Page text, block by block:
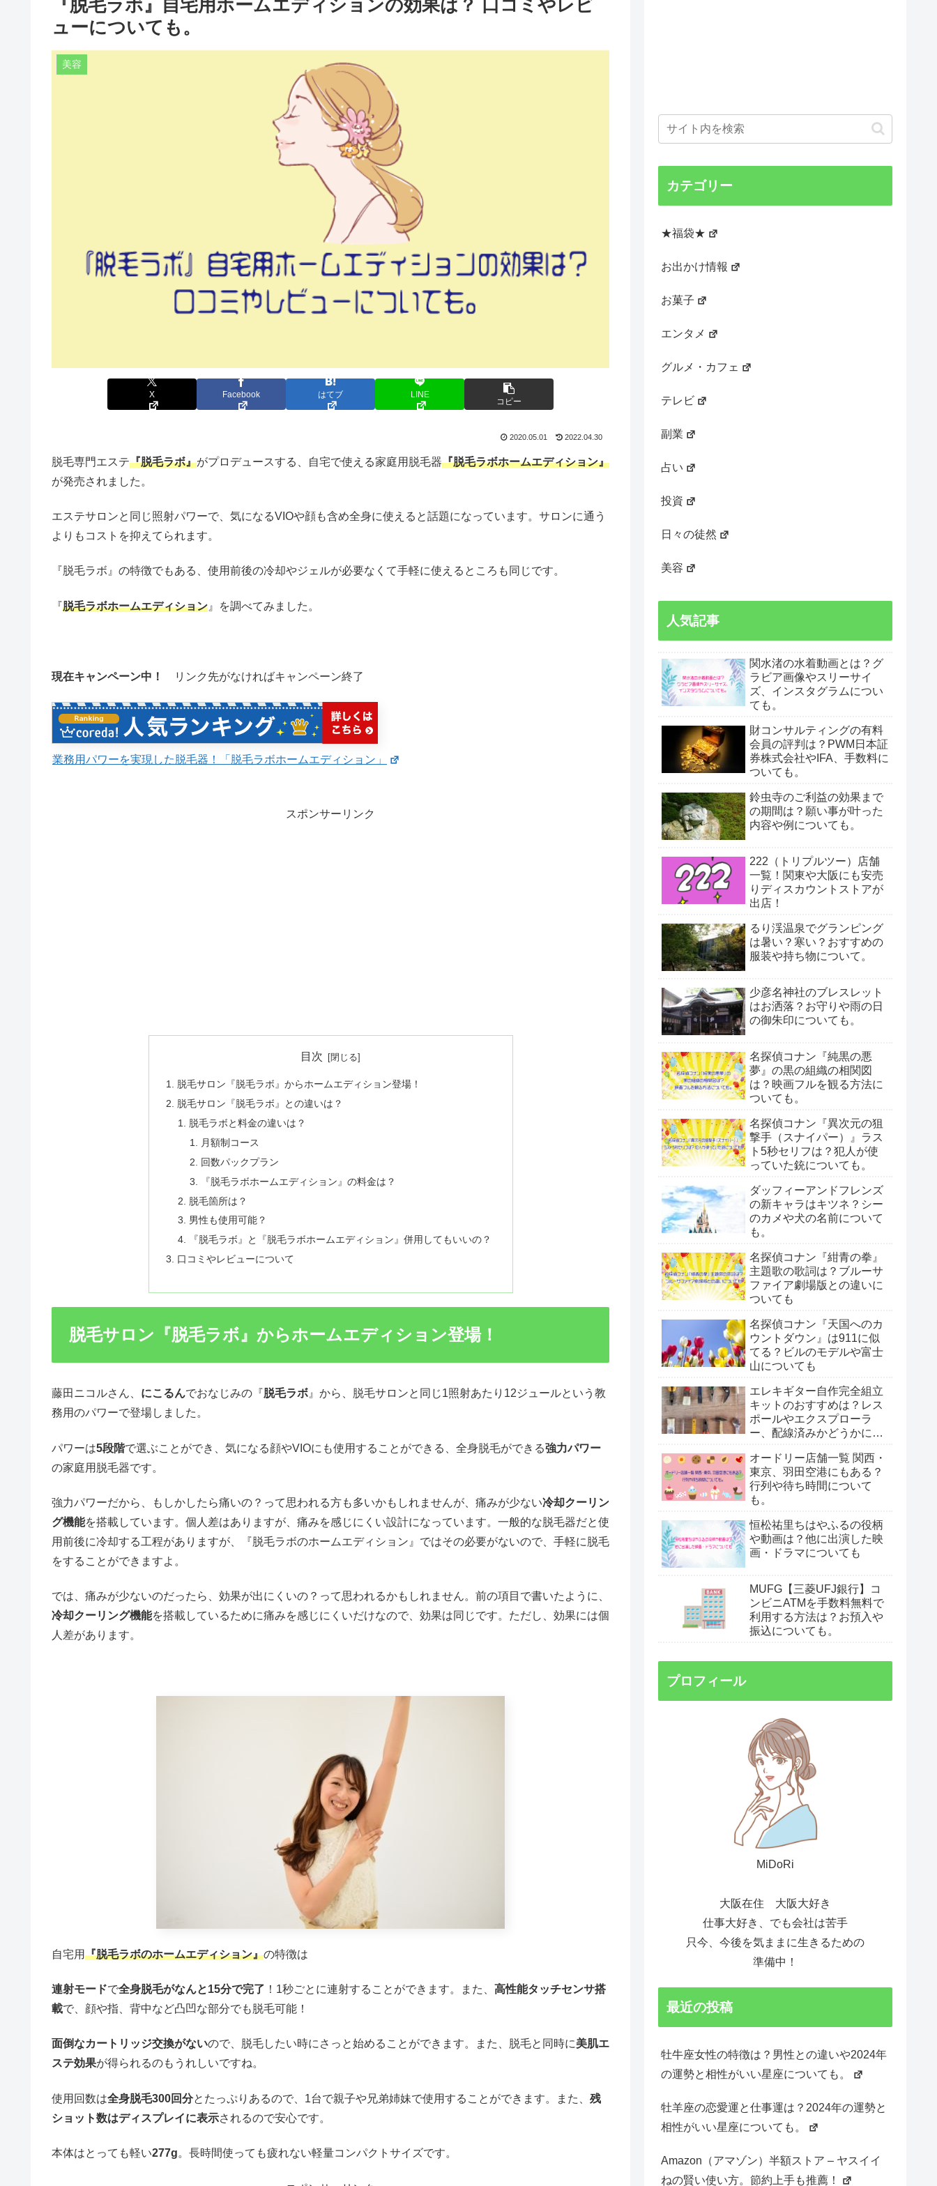
『脱毛ラボ』自宅用ホームエディションの効果は？ 口コミやレビ
ューについても。
美容
X Facebook はてブ LINE
コピー
2020.05.01 2022.04.30
脱毛専門エステ『脱毛ラボ』がプロデュースする、自宅で使える家庭用脱毛器『脱毛ラボホームエディション』
が発売されました。
エステサロンと同じ照射パワーで、気になるVIOや顔も含め全身に使えると話題になっています。サロンに通う
よりもコストを抑えてられます。
『脱毛ラボ』の特徴でもある、使用前後の冷却やジェルが必要なくて手軽に使えるところも同じです。
『脱毛ラボホームエディション 』を調べてみました。
現在キャンペーン中！ リンク先がなければキャンペーン終了
業務用パワーを実現した脱毛器！「脱毛ラボホームエディション」
スポンサーリンク
目次
脱毛サロン『脱毛ラボ』からホームエディション登場！
脱毛サロン『脱毛ラボ』との違いは？
脱毛ラボと料金の違いは？
月額制コース
回数パックプラン
『脱毛ラボホームエディション』の料金は？
脱毛箇所は？
男性も使用可能？
『脱毛ラボ』と『脱毛ラボホームエディション』併用してもいいの？
口コミやレビューについて
脱毛サロン『脱毛ラボ』からホームエディション登場！
藤田ニコルさん、 にこるんでおなじみの『脱毛ラボ 』から、脱毛サロンと同じ1照射あたり12ジュールという教
務用のパワーで登場しました。
パワーは5段階で選ぶことができ、気になる顔やVIOにも使用することができる、全身脱毛ができる強力パワー
の家庭用脱毛器です。
強力パワーだから、もしかしたら痛いの？って思われる方も多いかもしれませんが、痛みが少ない冷却クーリン
グ機能を搭載しています。個人差はありますが、痛みを感じにくい設計になっています。一般的な脱毛器だと使
用前後に冷却する工程がありますが、『脱毛ラボのホームエディション』ではその必要がないので、手軽に脱毛
をすることができますよ。
では、痛みが少ないのだったら、効果が出にくいの？って思われるかもしれません。前の項目で書いたように、
冷却クーリング機能を搭載しているために痛みを感じにくいだけなので、効果は同じです。ただし、効果には個
人差があります。
自宅用『脱毛ラボのホームエディション』の特徴は
連射モードで全身脱毛がなんと15分で完了 ！1秒ごとに連射することができます。また、 高性能タッチセンサ搭
載で、顔や指、背中など凸凹な部分でも脱毛可能！
面倒なカートリッジ交換がないので、脱毛したい時にさっと始めることができます。また、脱毛と同時に美肌エ
ステ効果が得られるのもうれしいですね。
使用回数は全身脱毛300回分とたっぷりあるので、1台で親子や兄弟姉妹で使用することができます。また、 残
ショット数はディスプレイに表示されるので安心です。
本体はとっても軽い277g。長時間使っても疲れない軽量コンパクトサイズです。
カテゴリー
★福袋★
お出かけ情報
お菓子
エンタメ
グルメ・カフェ
テレビ
副業
占い
投資
日々の徒然
美容
人気記事
関水渚の水着動画とは？グ
ラビア画像やスリーサイ
ズ、インスタグラムについ
ても。
財コンサルティングの有料
会員の評判は？PWM日本証
券株式会社やIFA、手数料に
ついても。
鈴虫寺のご利益の効果まで
の期間は？願い事が叶った
内容や例についても。
222（トリプルツー）店舗
一覧！関東や大阪にも安売
りディスカウントストアが
出店！
るり渓温泉でグランピング
は暑い？寒い？おすすめの
服装や持ち物について。
少彦名神社のブレスレット
はお洒落？お守りや雨の日
の御朱印についても。
名探偵コナン『純黒の悪
夢』の黒の組織の相関図
は？映画フルを観る方法に
ついても。
名探偵コナン『異次元の狙
撃手（スナイパー）』ラス
ト5秒セリフは？犯人が使
っていた銃についても。
ダッフィーアンドフレンズ
の新キャラはキツネ？シー
のカメや犬の名前について
も。
名探偵コナン『紺青の拳』
主題歌の歌詞は？ブルーサ
ファイア劇場版との違いに
ついても
名探偵コナン『天国へのカ
ウントダウン』は911に似
てる？ビルのモデルや富士
山についても
エレキギター自作完全組立
キットのおすすめは？レス
ポールやエクスプローラ
ー、配線済みかどうかにつ
オードリー店舗一覧 関西・
東京、羽田空港にもある？
行列や待ち時間について
も。
恒松祐里ちはやふるの役柄
や動画は？他に出演した映
画・ドラマについても
MUFG【三菱UFJ銀行】コ
ンビニATMを手数料無料で
利用する方法は？お預入や
振込についても。
プロフィール
MiDoRi
大阪在住 大阪大好き
仕事大好き、でも会社は苦手
只今、今後を気ままに生きるための
準備中！
最近の投稿
牡牛座女性の特徴は？男性との違いや2024年
の運勢と相性がいい星座についても。
牡羊座の恋愛運と仕事運は？2024年の運勢と
相性がいい星座についても。
Amazon（アマゾン）半額ストア – ヤスイイ
ねの賢い使い方。節約上手も推薦！